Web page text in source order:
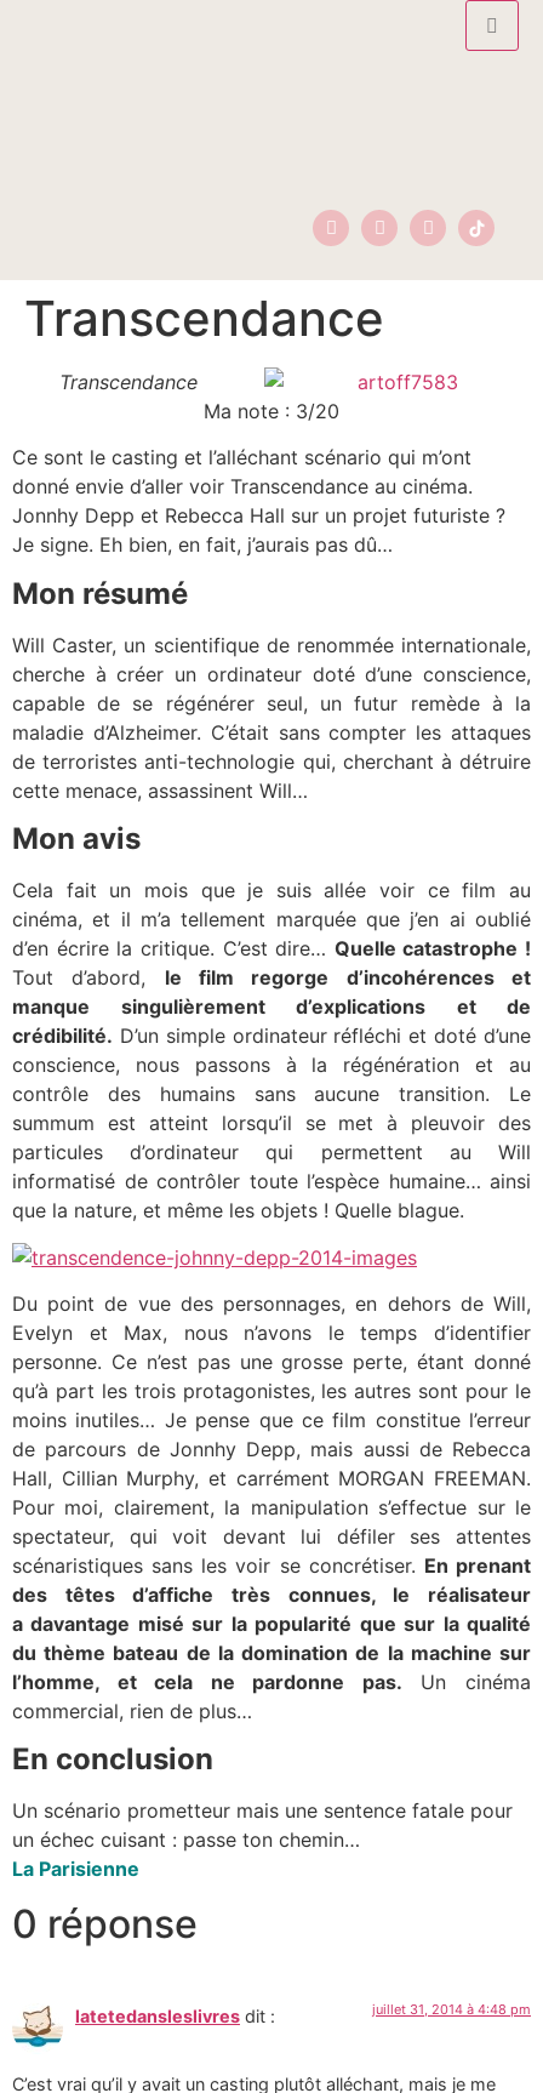
Transcendance
Transcendance
Ma note : 3/20
Ce sont le casting et l’alléchant scénario qui m’ont
donné envie d’aller voir Transcendance au cinéma.
Jonnhy Depp et Rebecca Hall sur un projet futuriste ?
Je signe. Eh bien, en fait, j’aurais pas dû…
Mon résumé
Will Caster, un scientifique de renommée internationale,
cherche à créer un ordinateur doté d’une conscience,
capable de se régénérer seul, un futur remède à la
maladie d’Alzheimer. C’était sans compter les attaques
de terroristes anti-technologie qui, cherchant à détruire
cette menace, assassinent Will…
Mon avis
Cela fait un mois que je suis allée voir ce film au
cinéma, et il m’a tellement marquée que j’en ai oublié
d’en écrire la critique. C’est dire… Quelle catastrophe !
Tout d’abord, le film regorge d’incohérences et
manque singulièrement d’explications et de
crédibilité. D’un simple ordinateur réfléchi et doté d’une
conscience, nous passons à la régénération et au
contrôle des humains sans aucune transition. Le
summum est atteint lorsqu’il se met à pleuvoir des
particules d’ordinateur qui permettent au Will
informatisé de contrôler toute l’espèce humaine… ainsi
que la nature, et même les objets ! Quelle blague.
Du point de vue des personnages, en dehors de Will,
Evelyn et Max, nous n’avons le temps d’identifier
personne. Ce n’est pas une grosse perte, étant donné
qu’à part les trois protagonistes, les autres sont pour le
moins inutiles… Je pense que ce film constitue l’erreur
de parcours de Jonnhy Depp, mais aussi de Rebecca
Hall, Cillian Murphy, et carrément MORGAN FREEMAN.
Pour moi, clairement, la manipulation s’effectue sur le
spectateur, qui voit devant lui défiler ses attentes
scénaristiques sans les voir se concrétiser. En prenant
des têtes d’affiche très connues, le réalisateur
a davantage misé sur la popularité que sur la qualité
du thème bateau de la domination de la machine sur
l’homme, et cela ne pardonne pas. Un cinéma
commercial, rien de plus…
En conclusion
Un scénario prometteur mais une sentence fatale pour
un échec cuisant : passe ton chemin…
La Parisienne
0 réponse
latetedansleslivres dit : juillet 31, 2014 à 4:48 pm
C’est vrai qu’il y avait un casting plutôt alléchant, mais je me